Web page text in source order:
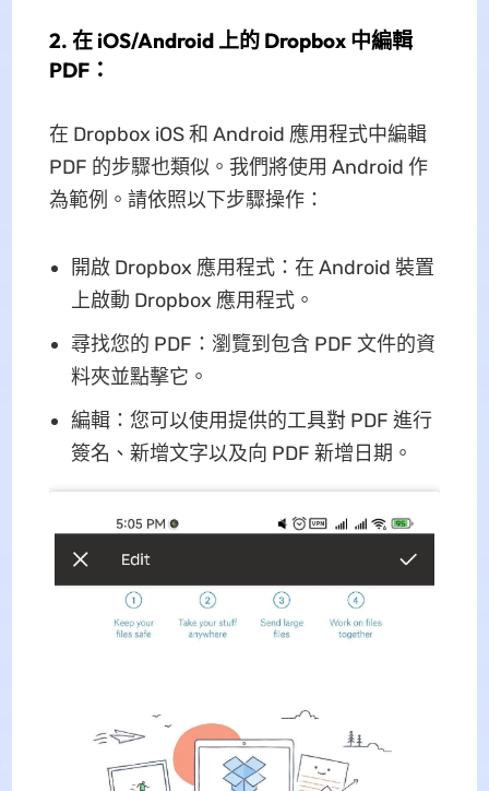
2. 在 iOS/Android 上的 Dropbox 中編輯
PDF：
在 Dropbox iOS 和 Android 應用程式中編輯
PDF 的步驟也類似。我們將使用 Android 作
為範例。請依照以下步驟操作：
開啟 Dropbox 應用程式：在 Android 裝置
上啟動 Dropbox 應用程式。
尋找您的 PDF：瀏覽到包含 PDF 文件的資
料夾並點擊它。
編輯：您可以使用提供的工具對 PDF 進行
簽名、新增文字以及向 PDF 新增日期。